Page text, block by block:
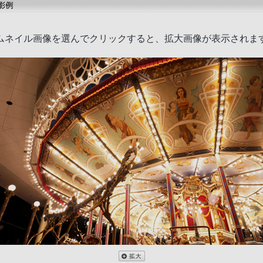
ネイル画像を選んでクリックすると、拡大画像が表示されま